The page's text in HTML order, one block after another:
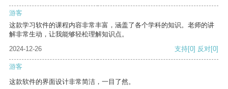
游客
这款学习软件的课程内容非常丰富，涵盖了各个学科的知识。老师的讲
解非常生动，让我能够轻松理解知识点。
2024-12-26
支持[0] 反对[0]
游客
这款软件的界面设计非常简洁，一目了然。